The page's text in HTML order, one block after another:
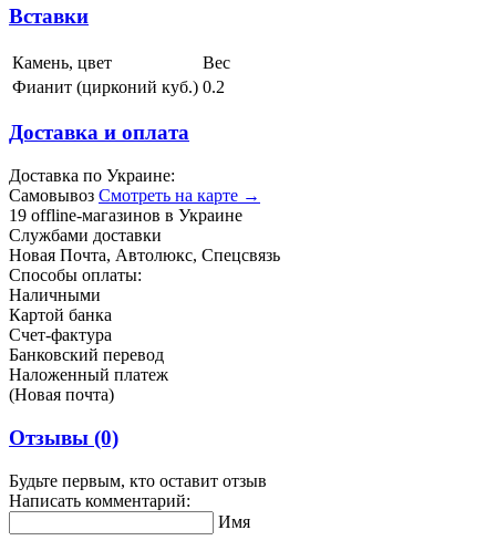
Вставки
Камень, цвет
Вес
Фианит (цирконий куб.) 0.2
Доставка и оплата
Доставка по Украине:
Самовывоз Смотреть на карте →
19 offline-магазинов в Украине
Службами доставки
Новая Почта, Автолюкс, Спецсвязь
Способы оплаты:
Наличными
Картой банка
Счет-фактура
Банковский перевод
Наложенный платеж
(Новая почта)
Отзывы (0)
Будьте первым, кто оставит отзыв
Написать комментарий:
Имя